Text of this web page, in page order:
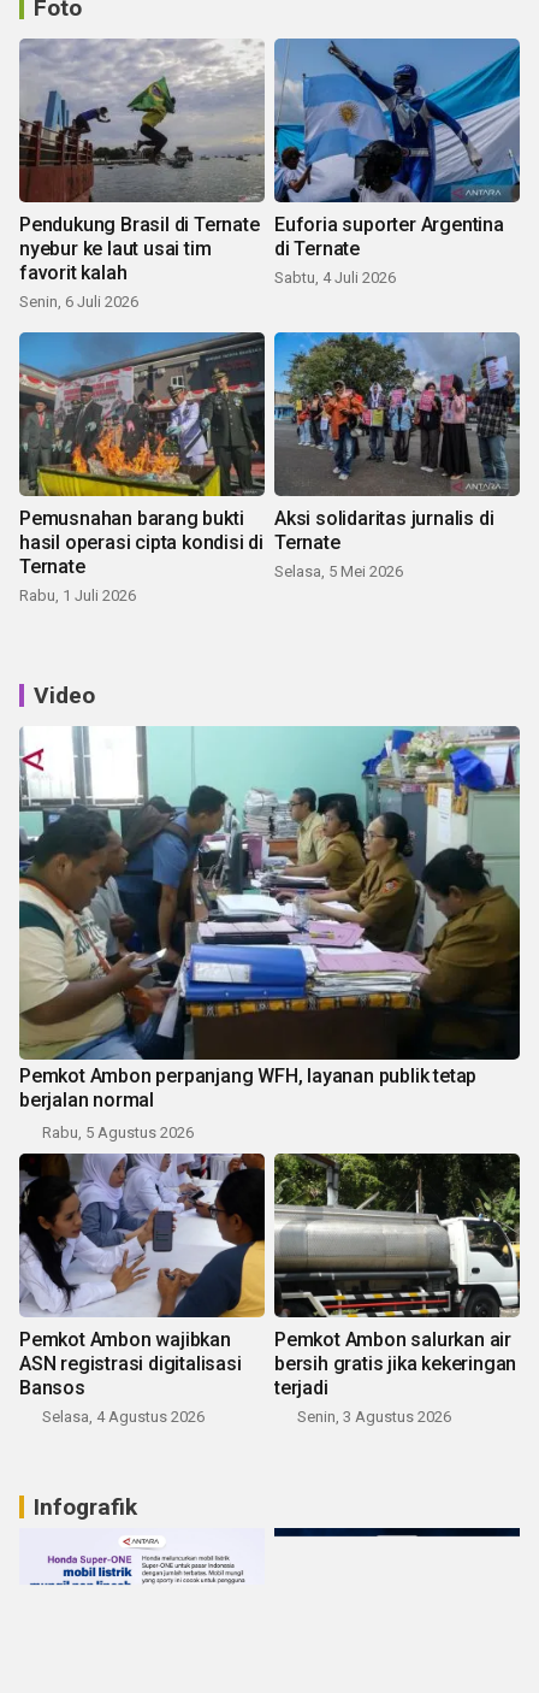
Foto
Pendukung Brasil di Ternate
nyebur ke laut usai tim
favorit kalah
Senin, 6 Juli 2026
Euforia suporter Argentina
di Ternate
Sabtu, 4 Juli 2026
Pemusnahan barang bukti
hasil operasi cipta kondisi di
Ternate
Rabu, 1 Juli 2026
Aksi solidaritas jurnalis di
Ternate
Selasa, 5 Mei 2026
Video
Pemkot Ambon perpanjang WFH, layanan publik tetap
berjalan normal
Rabu, 5 Agustus 2026
Pemkot Ambon wajibkan
ASN registrasi digitalisasi
Bansos
Selasa, 4 Agustus 2026
Pemkot Ambon salurkan air
bersih gratis jika kekeringan
terjadi
Senin, 3 Agustus 2026
Infografik